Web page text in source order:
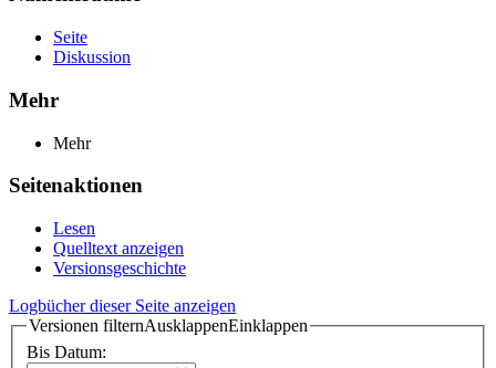
Seite
Diskussion
Mehr
Mehr
Seitenaktionen
Lesen
Quelltext anzeigen
Versionsgeschichte
Logbücher dieser Seite anzeigen
Versionen filternAusklappenEinklappen
Bis Datum: